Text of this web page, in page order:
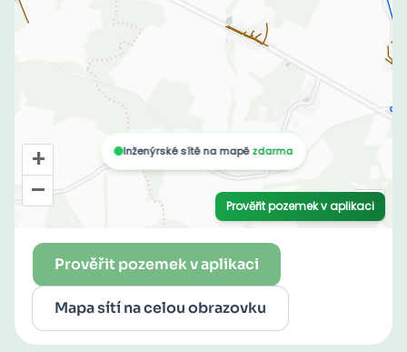
Prověřit pozemek v aplikaci
Mapa sítí na celou obrazovku